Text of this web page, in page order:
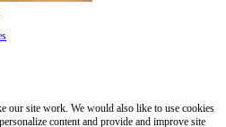
our site work. We would also like to use cookies
content and provide and improve site